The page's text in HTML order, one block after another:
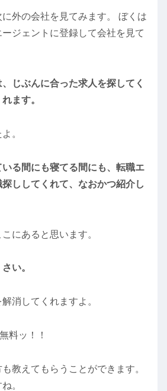
外の会社を見てみます。 ぼくは
ジェントに登録して会社を見て
じぶんに合った求人を探してく
ます。
。
る間にも寝てる間にも、転職エ
ししてくれて、なおかつ紹介し
にあると思います。
い。
消してくれますよ。
料ッ！！
教えてもらうことができます。
。